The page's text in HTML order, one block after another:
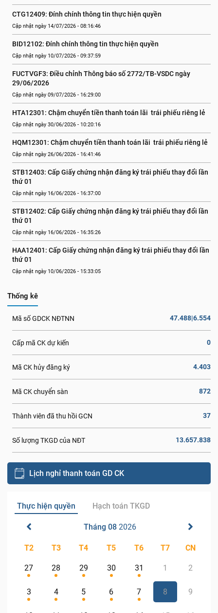
CTG12409: Đính chính thông tin thực hiện quyền
Cập nhật ngày 14/07/2026 - 08:16:46
BID12102: Đính chính thông tin thực hiện quyền
Cập nhật ngày 10/07/2026 - 09:37:59
FUCTVGF3: Điều chỉnh Thông báo số 2772/TB-VSDC ngày
29/06/2026
Cập nhật ngày 09/07/2026 - 16:29:00
HTA12301: Chậm chuyển tiền thanh toán lãi  trái phiếu riêng lẻ
Cập nhật ngày 30/06/2026 - 10:20:16
HQM12301: Chậm chuyển tiền thanh toán lãi  trái phiếu riêng lẻ
Cập nhật ngày 26/06/2026 - 16:41:46
STB12403: Cấp Giấy chứng nhận đăng ký trái phiếu thay đổi lần
thứ 01
Cập nhật ngày 16/06/2026 - 16:37:00
STB12402: Cấp Giấy chứng nhận đăng ký trái phiếu thay đổi lần
thứ 01
Cập nhật ngày 16/06/2026 - 16:35:26
HAA12401: Cấp Giấy chứng nhận đăng ký trái phiếu thay đổi lần
thứ 01
Cập nhật ngày 10/06/2026 - 15:33:05
Thống kê
Mã số GDCK NĐTNN 47.488|6.554
Cấp mã CK dự kiến 0
Mã CK hủy đăng ký 4.403
Mã CK chuyển sàn 872
Thành viên đã thu hồi GCN 37
Số lượng TKGD của NĐT 13.657.838
Lịch nghỉ thanh toán GD CK
Thực hiện quyền Hạch toán TKGD
Tháng 08 2026
T2 T3 T4 T5 T6 T7 CN
27 28 29 30 31 1 2
3 4 5 6 7 8 9